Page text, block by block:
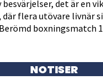
det är en
flera utövare livnär
boxningsmatch
NOTISER